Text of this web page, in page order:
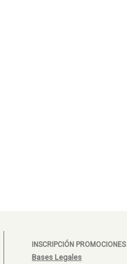
INSCRIPCIÓN PROMOCIONES
Bases Legales